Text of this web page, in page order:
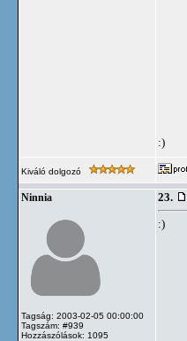
:)
Kiváló dolgozó
Ninnia
Tagság: 2003-02-05 00:00:00
Tagszám: #939
Hozzászólások: 1095
23.
:)